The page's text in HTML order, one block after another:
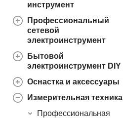
инструмент
Профессиональный
сетевой
электроинструмент
Бытовой
электроинструмент DIY
Оснастка и аксессуары
Измерительная техника
Профессиональная